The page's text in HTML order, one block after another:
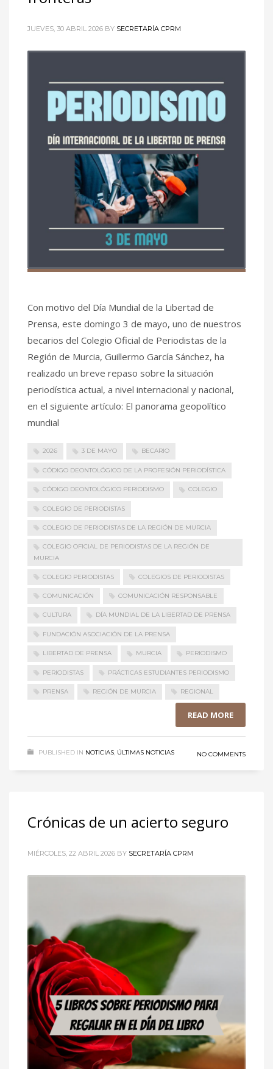
JUEVES, 30 ABRIL 2026 BY SECRETARÍA CPRM
Con motivo del Día Mundial de la Libertad de
Prensa, este domingo 3 de mayo, uno de nuestros
becarios del Colegio Oficial de Periodistas de la
Región de Murcia, Guillermo García Sánchez, ha
realizado un breve repaso sobre la situación
periodística actual, a nivel internacional y nacional,
en el siguiente artículo: El panorama geopolítico
mundial
2026 3 DE MAYO BECARIO
CÓDIGO DEONTOLÓGICO DE LA PROFESIÓN PERIODÍSTICA
CÓDIGO DEONTOLÓGICO PERIODISMO COLEGIO
COLEGIO DE PERIODISTAS
COLEGIO DE PERIODISTAS DE LA REGIÓN DE MURCIA
COLEGIO OFICIAL DE PERIODISTAS DE LA REGIÓN DE
MURCIA
COLEGIO PERIODISTAS COLEGIOS DE PERIODISTAS
COMUNICACIÓN COMUNICACIÓN RESPONSABLE
CULTURA DÍA MUNDIAL DE LA LIBERTAD DE PRENSA
FUNDACIÓN ASOCIACIÓN DE LA PRENSA
LIBERTAD DE PRENSA MURCIA PERIODISMO
PERIODISTAS PRÁCTICAS ESTUDIANTES PERIODISMO
PRENSA REGIÓN DE MURCIA REGIONAL
READ MORE
PUBLISHED IN NOTICIAS, ÚLTIMAS NOTICIAS NO COMMENTS
Crónicas de un acierto seguro
MIÉRCOLES, 22 ABRIL 2026 BY SECRETARÍA CPRM